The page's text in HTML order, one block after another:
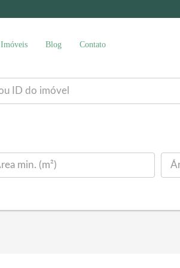
Imóveis Blog Contato